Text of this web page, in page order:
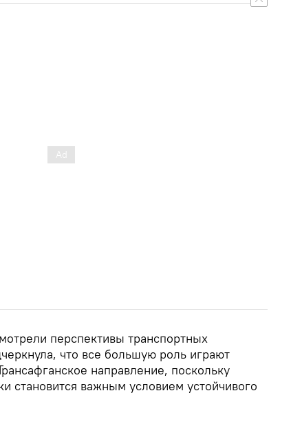
перспективы транспортных
что все большую роль играют
направление, поскольку
становится важным условием устойчивого